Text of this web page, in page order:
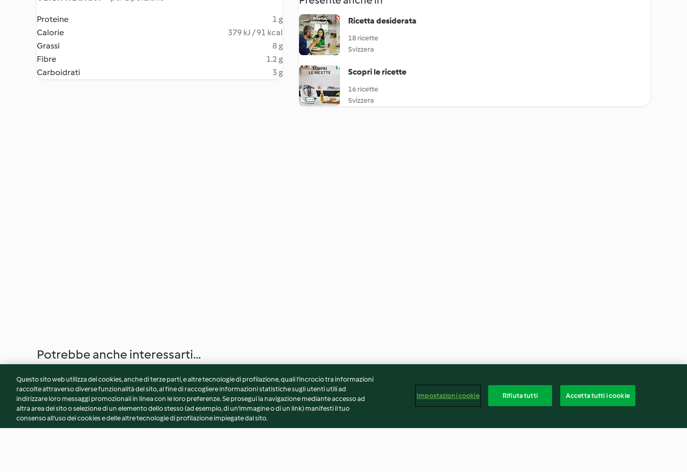
Proteine
1 g
Calorie
379 kJ / 91 kcal
Grassi
8 g
Fibre
1.2 g
Carboidrati
3 g
Ricetta desiderata
18 ricette
Svizzera
Scopri le ricette
16 ricette
Svizzera
Potrebbe anche interessarti...
Questo sito web utilizza dei cookies, anche di terze parti, e altre tecnologie di profilazione, quali l’incrocio tra informazioni
raccolte attraverso diverse funzionalità del sito, al fine di raccogliere informazioni statistiche sugli utenti utili ad
indirizzare loro messaggi promozionali in linea con le loro preferenze. Se prosegui la navigazione mediante accesso ad
altra area del sito o selezione di un elemento dello stesso (ad esempio, di un'immagine o di un link) manifesti il tuo
consenso all'uso dei cookies e delle altre tecnologie di profilazione impiegate dal sito.
Impostazioni cookie Rifiuta tutti Accetta tutti i cookie